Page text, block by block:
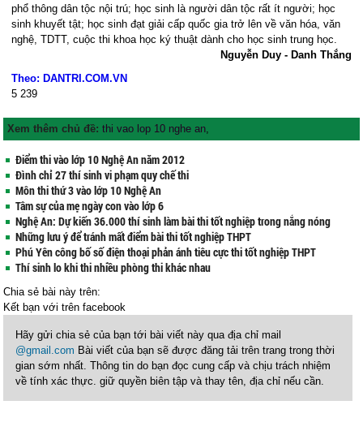
phổ thông dân tộc nội trú; học sinh là người dân tộc rất ít người; học
sinh khuyết tật; học sinh đạt giải cấp quốc gia trở lên về văn hóa, văn
nghệ, TDTT, cuộc thi khoa học ký thuật dành cho học sinh trung học.
Nguyễn Duy - Danh Thắng
Theo: DANTRI.COM.VN
5 239
Xem thêm chủ đề:thi vao lop 10 nghe an,
Điểm thi vào lớp 10 Nghệ An năm 2012
Đình chỉ 27 thí sinh vi phạm quy chế thi
Môn thi thứ 3 vào lớp 10 Nghệ An
Tâm sự của mẹ ngày con vào lớp 6
Nghệ An: Dự kiến 36.000 thí sinh làm bài thi tốt nghiệp trong nắng nóng
Những lưu ý để tránh mất điểm bài thi tốt nghiệp THPT
Phú Yên công bố số điện thoại phản ánh tiêu cực thi tốt nghiệp THPT
Thí sinh lo khi thi nhiều phòng thi khác nhau
Chia sẻ bài này trên:
Kết bạn vớitrên facebook
Hãy gửi chia sẻ của bạn tới bài viết này qua địa chỉ mail
@gmail.com Bài viết của bạn sẽ được đăng tải trên trang trong thời
gian sớm nhất. Thông tin do bạn đọc cung cấp và chịu trách nhiệm
về tính xác thực. giữ quyền biên tập và thay tên, địa chỉ nếu cần.